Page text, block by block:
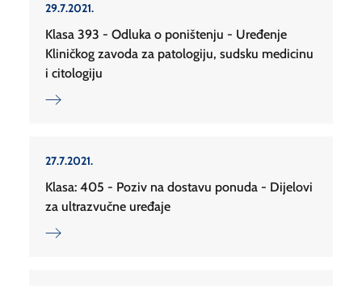
29.7.2021.
Klasa 393 - Odluka o poništenju - Uređenje
Kliničkog zavoda za patologiju, sudsku medicinu
i citologiju
27.7.2021.
Klasa: 405 - Poziv na dostavu ponuda - Dijelovi
za ultrazvučne uređaje